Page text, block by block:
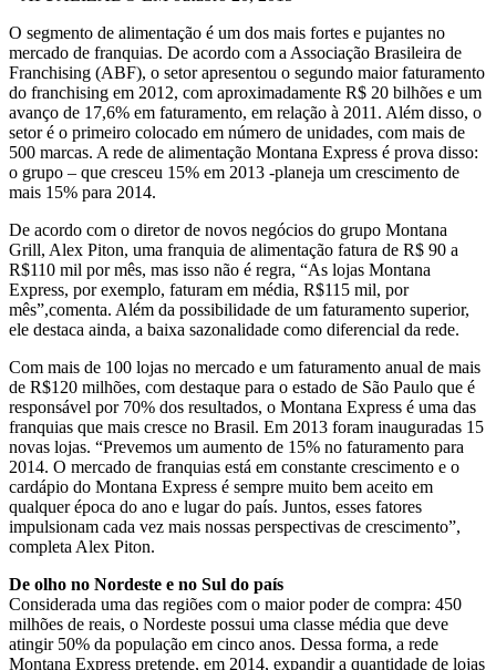
O segmento de alimentação é um dos mais fortes e pujantes no
mercado de franquias. De acordo com a Associação Brasileira de
Franchising (ABF), o setor apresentou o segundo maior faturamento
do franchising em 2012, com aproximadamente R$ 20 bilhões e um
avanço de 17,6% em faturamento, em relação à 2011. Além disso, o
setor é o primeiro colocado em número de unidades, com mais de
500 marcas. A rede de alimentação Montana Express é prova disso:
o grupo – que cresceu 15% em 2013 -planeja um crescimento de
mais 15% para 2014.
De acordo com o diretor de novos negócios do grupo Montana
Grill, Alex Piton, uma franquia de alimentação fatura de R$ 90 a
R$110 mil por mês, mas isso não é regra, “As lojas Montana
Express, por exemplo, faturam em média, R$115 mil, por
mês”,comenta. Além da possibilidade de um faturamento superior,
ele destaca ainda, a baixa sazonalidade como diferencial da rede.
Com mais de 100 lojas no mercado e um faturamento anual de mais
de R$120 milhões, com destaque para o estado de São Paulo que é
responsável por 70% dos resultados, o Montana Express é uma das
franquias que mais cresce no Brasil. Em 2013 foram inauguradas 15
novas lojas. “Prevemos um aumento de 15% no faturamento para
2014. O mercado de franquias está em constante crescimento e o
cardápio do Montana Express é sempre muito bem aceito em
qualquer época do ano e lugar do país. Juntos, esses fatores
impulsionam cada vez mais nossas perspectivas de crescimento”,
completa Alex Piton.
De olho no Nordeste e no Sul do país
Considerada uma das regiões com o maior poder de compra: 450
milhões de reais, o Nordeste possui uma classe média que deve
atingir 50% da população em cinco anos. Dessa forma, a rede
Montana Express pretende, em 2014, expandir a quantidade de lojas